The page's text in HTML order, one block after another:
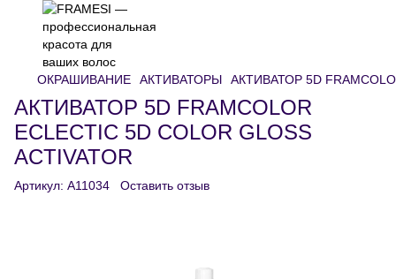
ОКРАШИВАНИЕ АКТИВАТОРЫ АКТИВАТОР 5D
АКТИВАТОР 5D FRAMCOLOR
ECLECTIC 5D COLOR GLOSS
ACTIVATOR
Артикул: A11034 Оставить отзыв